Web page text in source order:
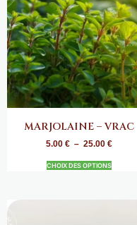
MARJOLAINE – VRAC
5.00 € – 25.00 €
CHOIX DES OPTIONS